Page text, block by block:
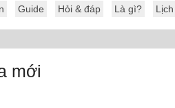
Guide Hỏi & đáp Là gì?
mới